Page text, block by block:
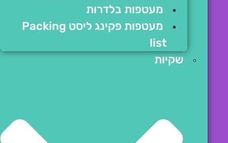
מעטפות בלדרות
מעטפות פקינג ליסט Packing
list
שקיות